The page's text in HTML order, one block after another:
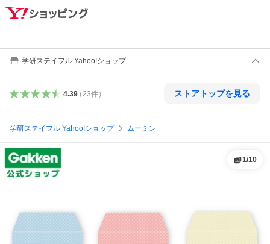
学研ステイフル Yahoo!ショップ
4.39（ 23件） ストアトップを見る
学研ステイフル Yahoo!ショップ ムーミン
1/10